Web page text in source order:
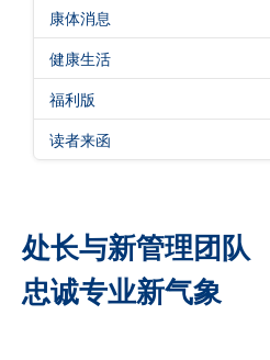
康体消息
健康生活
福利版
读者来函
处长与新管理团队
忠诚专业新气象